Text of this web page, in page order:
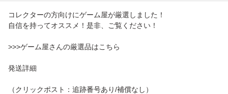
コレクターの方向けにゲーム屋が厳選しました！
自信を持ってオススメ！是非、ご覧ください！
>>>ゲーム屋さんの厳選品はこちら
発送詳細
（クリックポスト：追跡番号あり/補償なし）